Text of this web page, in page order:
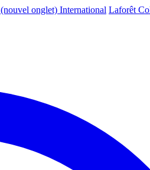
(nouvel onglet) International Laforêt